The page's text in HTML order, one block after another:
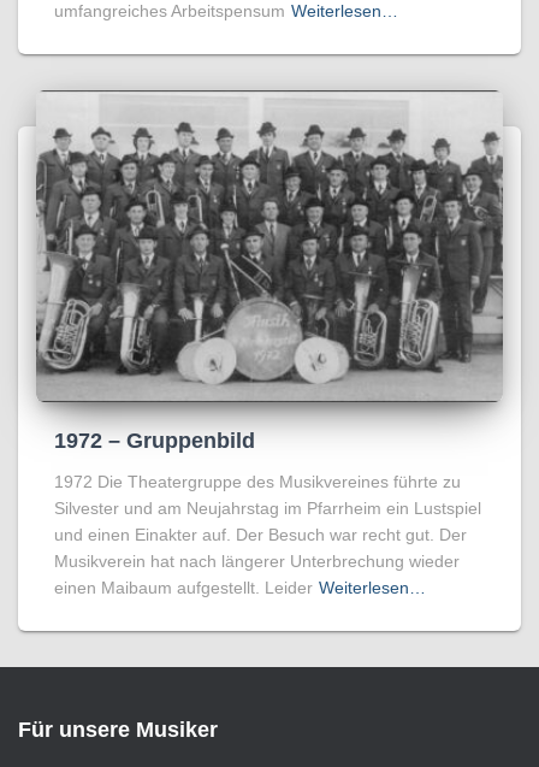
umfangreiches Arbeitspensum Weiterlesen…
1972 – Gruppenbild
1972 Die Theatergruppe des Musikvereines führte zu
Silvester und am Neujahrstag im Pfarrheim ein Lustspiel
und einen Einakter auf. Der Besuch war recht gut. Der
Musikverein hat nach längerer Unterbrechung wieder
einen Maibaum aufgestellt. Leider Weiterlesen…
Für unsere Musiker